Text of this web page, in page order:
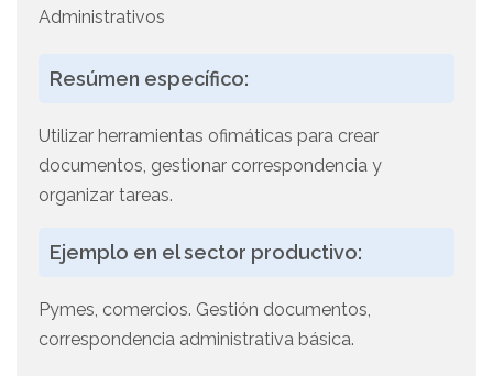
Administrativos
Resúmen específico:
Utilizar herramientas ofimáticas para crear
documentos, gestionar correspondencia y
organizar tareas.
Ejemplo en el sector productivo:
Pymes, comercios. Gestión documentos,
correspondencia administrativa básica.